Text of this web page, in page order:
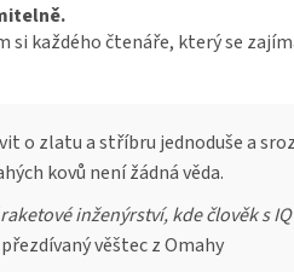
si každého čtenáře, který se
o zlatu a stříbru jednoduše a
kovů není žádná věda.
inženýrství, kde člověk s
věštec z Omahy